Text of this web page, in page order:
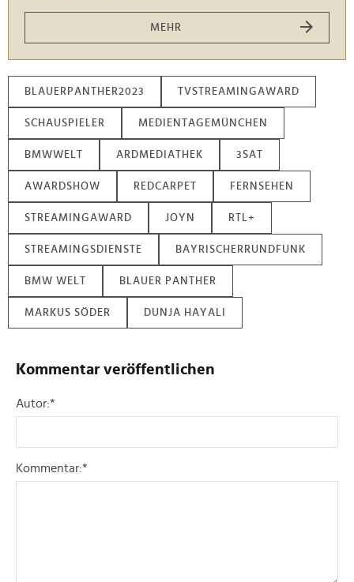
MEHR
BLAUERPANTHER2023 TVSTREAMINGAWARD
SCHAUSPIELER MEDIENTAGEMÜNCHEN
BMWWELT ARDMEDIATHEK 3SAT
AWARDSHOW REDCARPET FERNSEHEN
STREAMINGAWARD JOYN RTL+
STREAMINGSDIENSTE BAYRISCHERRUNDFUNK
BMW WELT BLAUER PANTHER
MARKUS SÖDER DUNJA HAYALI
Kommentar veröffentlichen
Autor:*
Kommentar:*